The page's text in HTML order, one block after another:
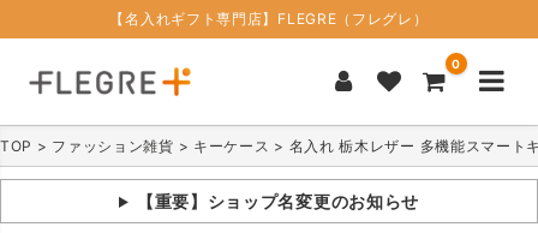
【名入れギフト専門店】FLEGRE（フレグレ）
0
TOP ファッション雑貨 キーケース 名入れ 栃木レザー 多機能スマート
【重要】ショップ名変更のお知らせ